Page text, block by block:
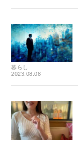
暮らし
2023.08.08